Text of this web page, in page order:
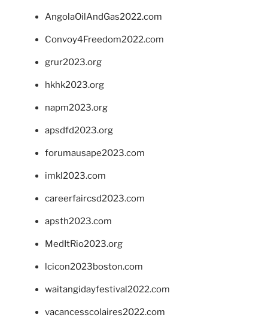
AngolaOilAndGas2022.com
Convoy4Freedom2022.com
grur2023.org
hkhk2023.org
napm2023.org
apsdfd2023.org
forumausape2023.com
imkl2023.com
careerfaircsd2023.com
apsth2023.com
MedItRio2023.org
lcicon2023boston.com
waitangidayfestival2022.com
vacancesscolaires2022.com